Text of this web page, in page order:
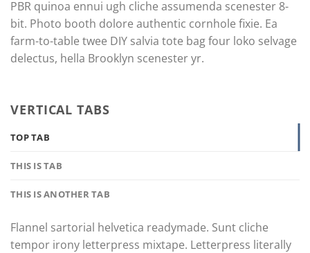
PBR quinoa ennui ugh cliche assumenda scenester 8-
bit. Photo booth dolore authentic cornhole fixie. Ea
farm-to-table twee DIY salvia tote bag four loko selvage
delectus, hella Brooklyn scenester yr.
VERTICAL TABS
TOP TAB
THIS IS TAB
THIS IS ANOTHER TAB
Flannel sartorial helvetica readymade. Sunt cliche
tempor irony letterpress mixtape. Letterpress literally